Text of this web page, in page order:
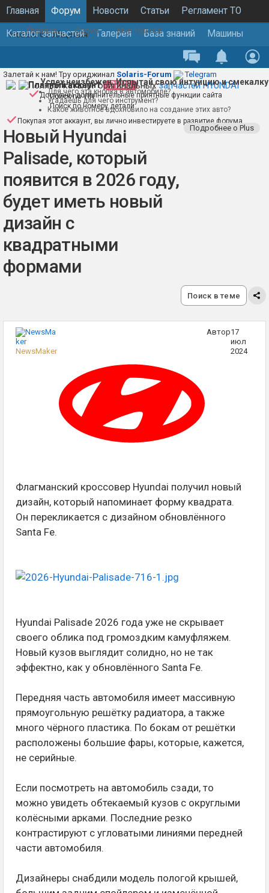
Главная Форум
Новые сообщения
Новости Статьи Регламент ТО
Каталог запчастей Галерея База знаний Машины
Главная Форум Мир Hyundai
Залетай к нам! Тру ориджинал Solaris-Forum Telegram
Полный каталог оригинальныхзапчастей HYUNDAI
Поиск по VIN
Поиск по номеру детали
Успех неизбежен. Испытай свою интуицию и смекалку
Для чего эта кнопка в автомобиле?
Угадаешь для чего инструмент?
Какое животное вдохновило на создание этих авто?
Платный аккаунт PLUS
Доступны дополнительные приятные функции сайта
Покупая этот аккаунт, вы лично инвестируете в развитие форума
Подробнее о Plus
Новый Hyundai
Palisade, который
появится в 2026 году,
будет иметь новый
дизайн с
квадратными
формами
Поиск в теме
NewsMaker
Автор17
июл
2024
Флагманский кроссовер Hyundai получил новый
дизайн, который напоминает форму квадрата.
Он перекликается с дизайном обновлённого
Santa Fe.
Hyundai Palisade 2026 года уже не скрывает
своего облика под громоздким камуфляжем.
Новый кузов выглядит солидно, но не так
эффектно, как у обновлённого Santa Fe.
Передняя часть автомобиля имеет массивную
прямоугольную решётку радиатора, а также
много чёрного пластика. По бокам от решётки
расположены большие фары, которые, кажется,
не серийные.
Если посмотреть на автомобиль сзади, то
можно увидеть обтекаемый кузов с округлыми
колёсными арками. Последние резко
контрастируют с угловатыми линиями передней
части автомобиля.
Дизайнеры снабдили модель пологой крышей,